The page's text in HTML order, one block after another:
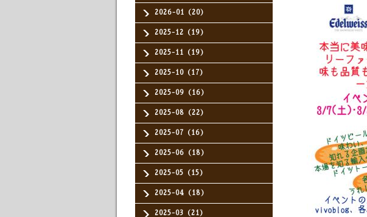
2026-01（20）
2025-12（19）
2025-11（19）
2025-10（17）
2025-09（16）
2025-08（22）
2025-07（16）
2025-06（18）
2025-05（15）
2025-04（18）
2025-03（21）